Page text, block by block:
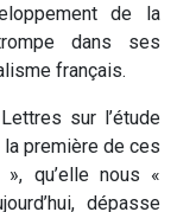
de la
dans ses
français.
sur l’étude
première de ces
qu’elle nous «
dépasse